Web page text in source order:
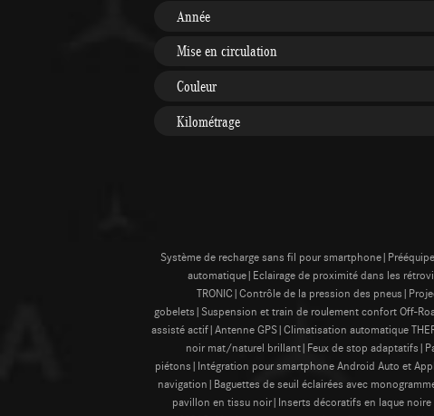
Année
Mise en circulation
Couleur
Kilométrage
Système de recharge sans fil pour
automatique|Eclairage de proximité dans les
TRONIC|Contrôle de la pression des
gobelets|Suspension et train de roulement confort Off-
assisté actif|Antenne GPS|Climatisation automatique
noir mat/naturel brillant|Feux de stop
piétons|Intégration pour smartphone Android Auto et
navigation|Baguettes de seuil éclairées avec
pavillon en tissu noir|Inserts décoratifs en laque